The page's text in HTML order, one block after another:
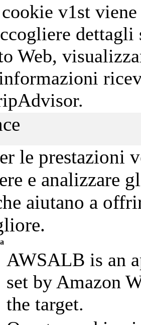
v1st
Web,
le prestazioni
e analizzare
aiutano a
AWSALB is an
set by Amazon
the target.